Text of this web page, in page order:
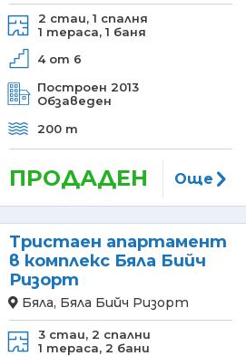
2 стаи, 1 спалня
1 тераса, 1 баня
4 от 6
Построен 2013
Обзаведен
200 m
ПРОДАДЕН Още
Тристаен апартамент
в комплекс Бяла Бийч
Ризорт
Бяла, Бяла Бийч Ризорт
3 стаи, 2 спални
1 тераса, 2 бани